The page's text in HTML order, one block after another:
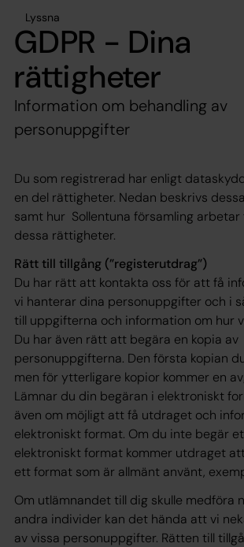
Lyssna
GDPR - Dina
rättigheter
Information om behandling av
personuppgifter
Du som registrerad har enligt
en del rättigheter. Nedan beskrivs
samt hur Sollentuna församling
dessa rättigheter.
Rätt till tillgång (”registerutdrag”)
Du har rätt att kontakta oss för att få
vi hanterar dina personuppgifter och i
till uppgifterna och information om hur
Du har även rätt att begära en kopia av
personuppgifterna. Den första kopian
men för ytterligare kopior kommer en
Lämnar du din begäran i elektroniskt
även om möjligt att få utdraget och
elektroniskt format. Om du inte begär
elektroniskt format kommer utdraget
ett format som är allmänt använt,
Om utlämnandet till dig skulle medföra
andra individer kan det hända att vi
av vissa personuppgifter. Rätten till